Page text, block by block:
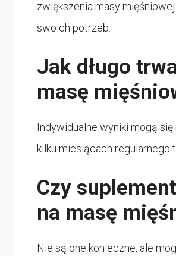
zwiększenia masy
swoich potrzeb.
Jak długo
masę
Indywidualne wyniki mogą
kilku miesiącach regularnego
Czy
na masę
Nie są one konieczne, ale